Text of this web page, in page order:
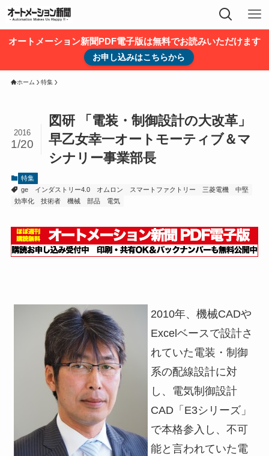
オートメーション新聞PDF電子版は無料でお読みいただけます
お申し込みはこちらから
ホーム 特集
図研 「電装・制御設計の大改革」
早乙女幸一オートモーティブ＆マ
シナリー事業部長
2016
1/20
特集
ge
インダストリー4.0 オムロン スマートファクトリー 三菱電機
中堅
効率化
技術者 機械 部品 電気
2010年、機械CADや
Excelベースで設計さ
れていた電装・制御
系の配線設計に対
し、電気制御設計
CAD「E3シリーズ」
で本格参入し、不可
能と言われていた電